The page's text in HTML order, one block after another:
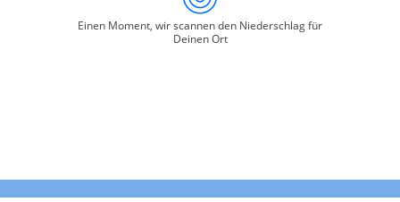
Einen Moment, wir scannen den Niederschlag für
Deinen Ort